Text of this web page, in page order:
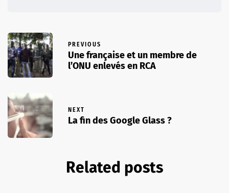
PREVIOUS
Une française et un membre de
l’ONU enlevés en RCA
NEXT
La fin des Google Glass ?
Related posts